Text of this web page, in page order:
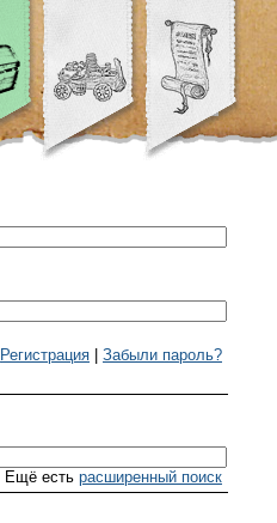
Регистрация Забыли пароль?
Ещё есть расширенный поиск